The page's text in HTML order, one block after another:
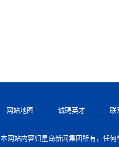
网站地图 诚聘英才 联
本网站内容归星岛新闻集团所有，任何